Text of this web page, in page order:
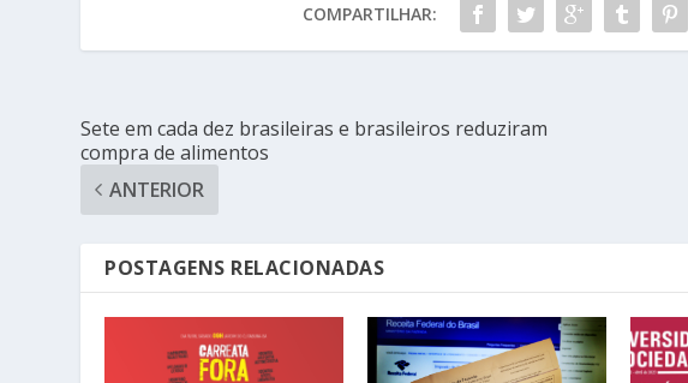
COMPARTILHAR:
Sete em cada dez brasileiras e brasileiros reduziram
compra de alimentos
ANTERIOR
POSTAGENS RELACIONADAS